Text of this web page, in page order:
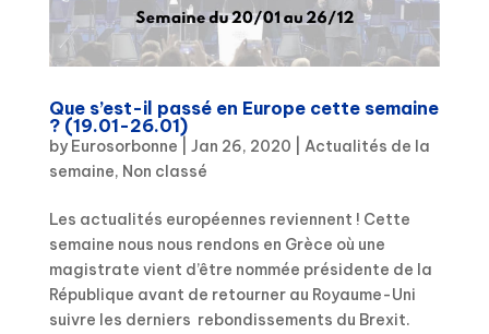
Que s’est-il passé en Europe cette semaine
? (19.01-26.01)
by Eurosorbonne Jan 26, 2020
Actualités de la
semaine, Non classé
Les actualités européennes reviennent ! Cette
semaine nous nous rendons en Grèce où une
magistrate vient d’être nommée présidente de la
République avant de retourner au Royaume-Uni
suivre les derniers rebondissements du Brexit.